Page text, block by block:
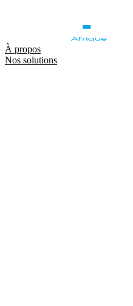
À propos
Nos solutions